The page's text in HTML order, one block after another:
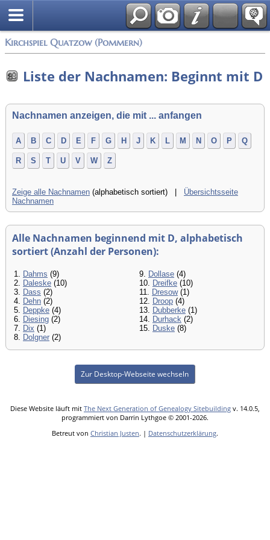
Kirchspiel Quatzow (Pommern)
Liste der Nachnamen: Beginnt mit D
Nachnamen anzeigen, die mit ... anfangen
A B C D E F G H J K L M N O P Q
R S T U V W Z
Zeige alle Nachnamen (alphabetisch sortiert) | Übersichtsseite
Nachnamen
Alle Nachnamen beginnend mit D, alphabetisch
sortiert (Anzahl der Personen):
1. Dahms (9)
2. Daleske (10)
3. Dass (2)
4. Dehn (2)
5. Deppke (4)
6. Diesing (2)
7. Dix (1)
8. Dolgner (2)
9. Dollase (4)
10. Dreifke (10)
11. Dresow(1)
12. Droop (4)
13. Dubberke (1)
14. Durhack (2)
15. Duske (8)
Zur Desktop-Webseite wechseln
Diese Website läuft mit The Next Generation of Genealogy Sitebuilding v. 14.0.5,
programmiert von Darrin Lythgoe © 2001-2026.
Betreut von Christian Justen. | Datenschutzerklärung.